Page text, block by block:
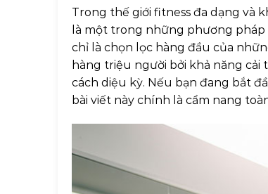
Trong thế giới fitness đa dạng và
là một trong những phương
chỉ là chọn lọc hàng đầu của
hàng triệu người bởi khả năng cải
cách diệu kỳ. Nếu bạn đang bắt
bài viết này chính là cẩm nang